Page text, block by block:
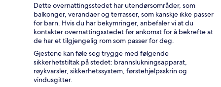
Dette overnattingsstedet har utendørsområder, som
balkonger, verandaer og terrasser, som kanskje ikke passer
for barn. Hvis du har bekymringer, anbefaler vi at du
kontakter overnattingsstedet før ankomst for å bekrefte at
de har et tilgjengelig rom som passer for deg.
Gjestene kan føle seg trygge med følgende
sikkerhetstiltak på stedet: brannslukningsapparat,
røykvarsler, sikkerhetssystem, førstehjelpsskrin og
vindusgitter.